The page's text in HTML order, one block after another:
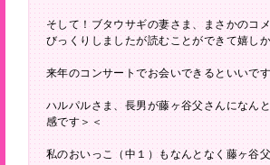
そして！ブタウサギの妻さま、まさかのコメ
びっくりしましたが読むことができて嬉し
来年のコンサートでお会いできるといいで
ハルパルさま、長男が藤ヶ谷父さんになん
感です＞＜
私のおいっこ（中１）もなんとなく藤ヶ谷